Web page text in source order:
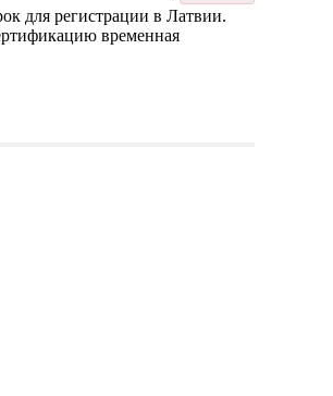
для регистрации в Латвии.
временная